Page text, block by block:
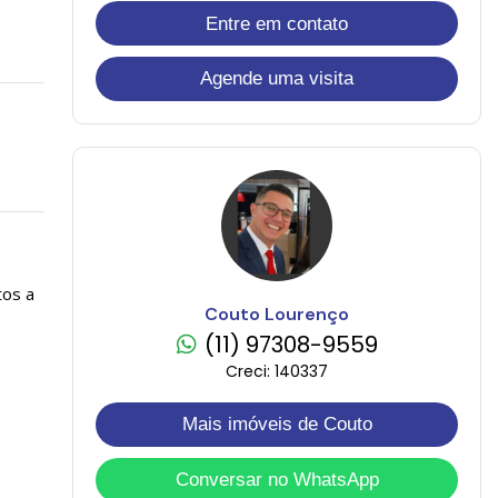
a
Entre em contato
Agende uma visita
Couto Lourenço
(11) 97308-9559
Creci: 140337
Mais imóveis de Couto
Conversar no WhatsApp